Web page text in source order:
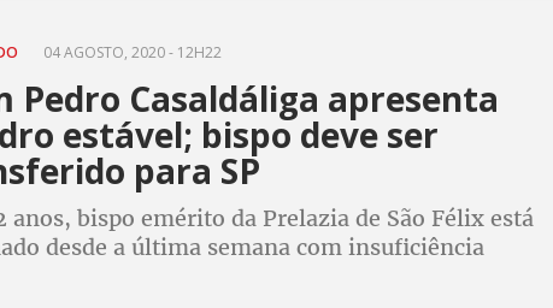
04 AGOSTO, 2020 - 12H22
Pedro Casaldáliga apresenta
estável; bispo deve ser
para SP
anos, bispo emérito da Prelazia de São Félix está
desde a última semana com insuficiência